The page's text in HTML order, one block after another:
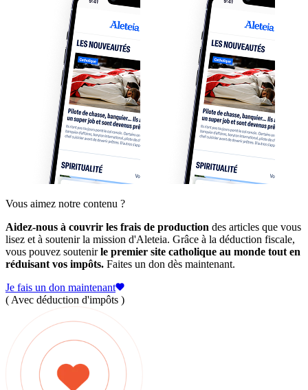
Vous aimez notre contenu ?
Aidez-nous à couvrir les frais de production des articles que vous
lisez et à soutenir la mission d'Aleteia. Grâce à la déduction fiscale,
vous pouvez soutenirle premier site catholique au monde tout en
réduisant vos impôts. Faites un don dès maintenant.
Je fais un don maintenant
( Avec déduction d'impôts )